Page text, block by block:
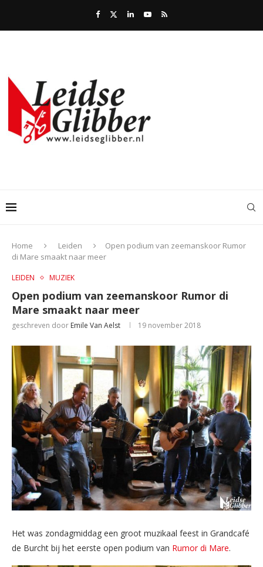
Home Leiden
Open podium van zeemanskoor Rumor
di Mare smaakt naar meer
LEIDEN MUZIEK
Open podium van zeemanskoor Rumor di
Mare smaakt naar meer
geschreven door Emile Van Aelst 19 november 2018
Het was zondagmiddag een groot muzikaal feest in Grandcafé
de Burcht bij het eerste open podium van Rumor di Mare.